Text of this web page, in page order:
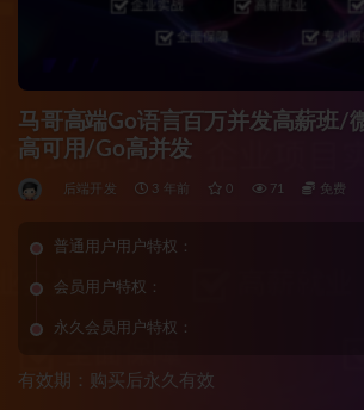
马哥高端Go语言百万并发高薪班/
高可用/Go高并发
后端开发 3 年前 0 71 免费
普通用户用户特权：
会员用户特权：
永久会员用户特权：
有效期：购买后永久有效